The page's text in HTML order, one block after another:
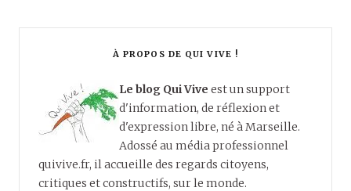
À PROPOS DE QUI VIVE !
Le blog Qui Vive est un support
d'information, de réflexion et
d'expression libre, né à Marseille.
Adossé au média professionnel
quivive.fr, il accueille des regards citoyens,
critiques et constructifs, sur le monde.